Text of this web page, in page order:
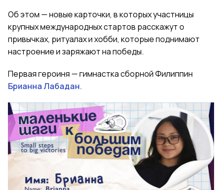
Об этом — новые карточки, в которых участницы
крупных международных стартов расскажут о
привычках, ритуалах и хобби, которые поднимают
настроение и заряжают на победы.
Первая героиня — гимнастка сборной Филиппин
Брианна Лабадан.